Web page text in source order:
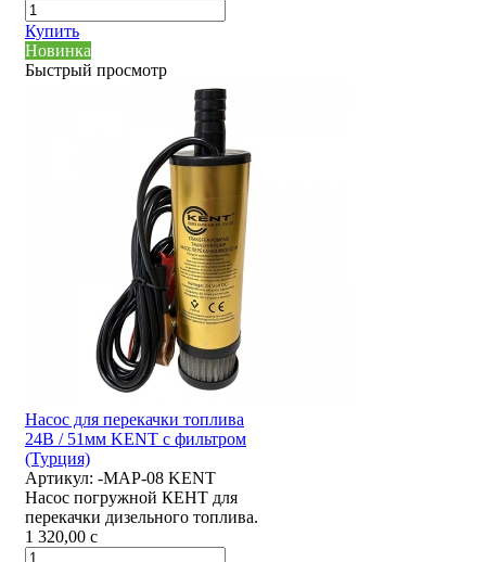
Купить
Новинка
Быстрый просмотр
Насос для перекачки топлива
24В / 51мм KENT с фильтром
(Турция)
Артикул: -MAP-08 KENT
Насос погружной КЕНТ для
перекачки дизельного топлива.
1 320,00 c